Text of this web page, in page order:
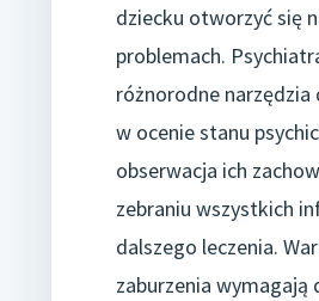
dziecku otworzyć się
problemach.
różnorodne
w ocenie stanu
obserwacja ich
zebraniu wszystkich
dalszego leczenia.
zaburzenia